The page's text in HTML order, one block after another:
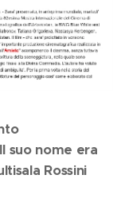
suo nome era
Rossini